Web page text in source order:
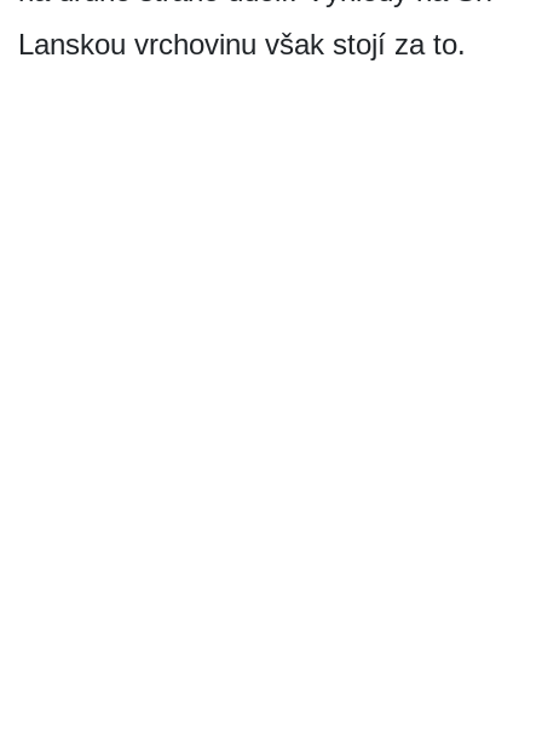
Lanskou vrchovinu však stojí za to.